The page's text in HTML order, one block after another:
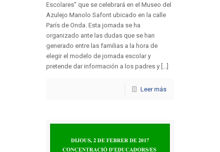
Escolares” que se celebrará en el Museo del
Azulejo Manolo Safont ubicado en la calle
París de Onda. Esta jornada se ha
organizado ante las dudas que se han
generado entre las familias a la hora de
elegir el modelo de jornada escolar y
pretende dar información a los padres y [...]
Leer más